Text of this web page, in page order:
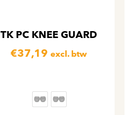
TK PC KNEE GUARD
€37,19 excl. btw